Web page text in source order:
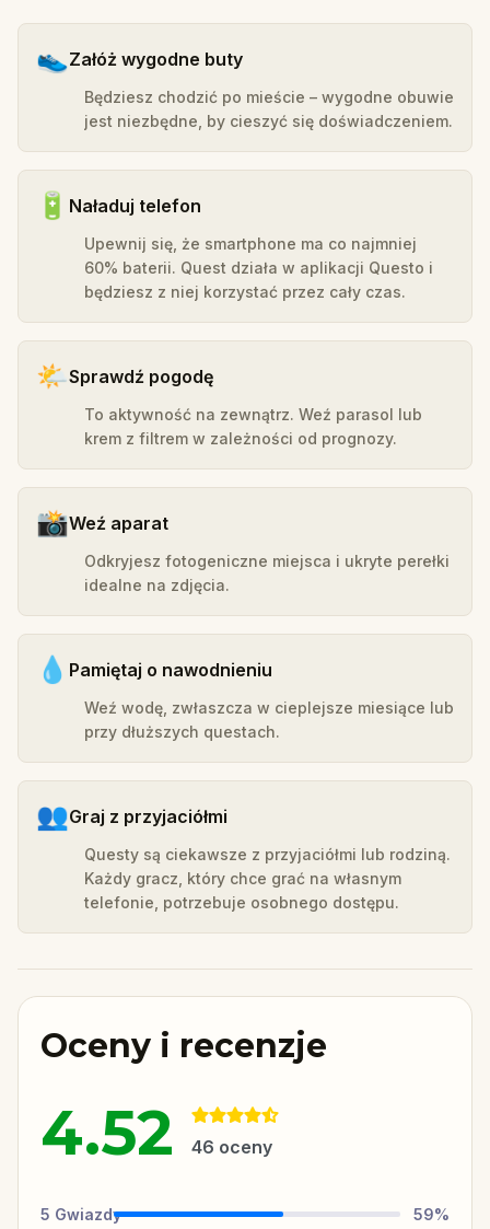
👟Załóż wygodne buty
Będziesz chodzić po mieście – wygodne obuwie
jest niezbędne, by cieszyć się doświadczeniem.
🔋 Naładuj telefon
Upewnij się, że smartphone ma co najmniej
60% baterii. Quest działa w aplikacji Questo i
będziesz z niej korzystać przez cały czas.
🌤️Sprawdź pogodę
To aktywność na zewnątrz. Weź parasol lub
krem z filtrem w zależności od prognozy.
📸Weź aparat
Odkryjesz fotogeniczne miejsca i ukryte perełki
idealne na zdjęcia.
💧 Pamiętaj o nawodnieniu
Weź wodę, zwłaszcza w cieplejsze miesiące lub
przy dłuższych questach.
👥Graj z przyjaciółmi
Questy są ciekawsze z przyjaciółmi lub rodziną.
Każdy gracz, który chce grać na własnym
telefonie, potrzebuje osobnego dostępu.
Oceny i recenzje
4.52 46 oceny
5 Gwiazdy 59%